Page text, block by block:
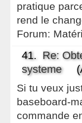
pratique
rend le
Forum:
41. Re:
systeme
Si tu veux
baseboard-
commande